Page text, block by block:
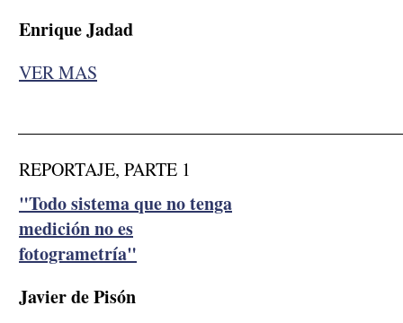
Enrique Jadad
VER MAS
REPORTAJE, PARTE 1
"Todo sistema que no tenga
medición no es
fotogrametría"
Javier de Pisón